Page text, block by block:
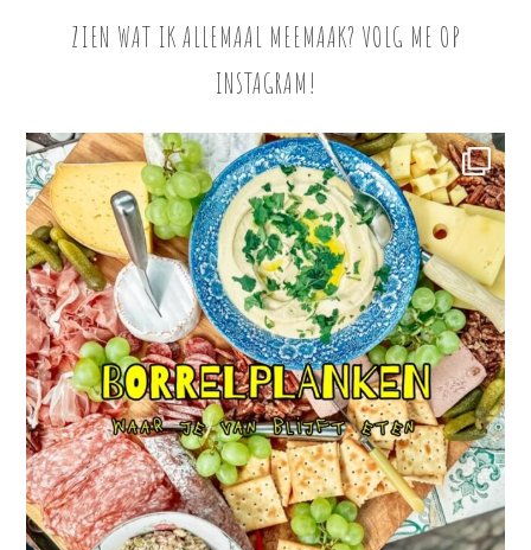
ZIEN WAT IK ALLEMAAL MEEMAAK? VOLG ME OP
INSTAGRAM!